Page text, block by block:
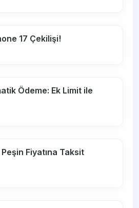
17 Çekilişi!
Ödeme: Ek Limit ile
Fiyatına Taksit